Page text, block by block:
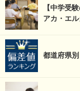
【中学受
アカ・エ
都道府県